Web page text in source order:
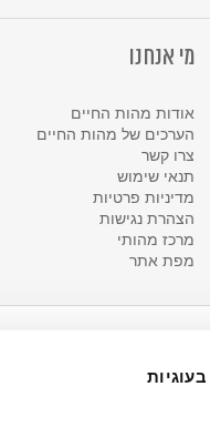
מי אנחנו
אודות מהות החיים
הערכים של מהות החיים
צרו קשר
תנאי שימוש
מדיניות פרטיות
הצהרת נגישות
מרכז מהותי
מפת אתר